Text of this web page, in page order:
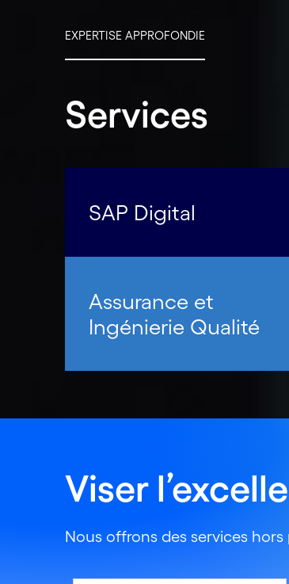
EXPERTISE APPROFONDIE
Services
SAP Digital
Assurance et
Ingénierie Qualité
Viser
Nous offrons des services